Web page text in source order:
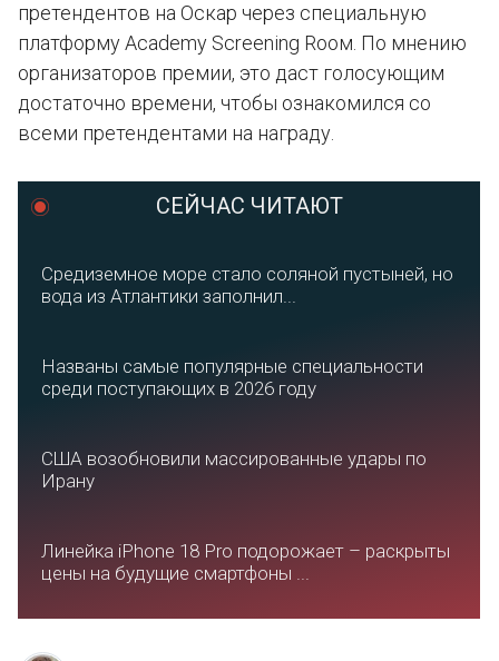
претендентов на Оскар через специальную
платформу Academy Screening Rooм. По мнению
организаторов премии, это даст голосующим
достаточно времени, чтобы ознакомился со
всеми претендентами на награду.
СЕЙЧАС ЧИТАЮТ
Средиземное море стало соляной пустыней, но
вода из Атлантики заполнил...
Названы самые популярные специальности
среди поступающих в 2026 году
США возобновили массированные удары по
Ирану
Линейка iPhone 18 Pro подорожает – раскрыты
цены на будущие смартфоны ...